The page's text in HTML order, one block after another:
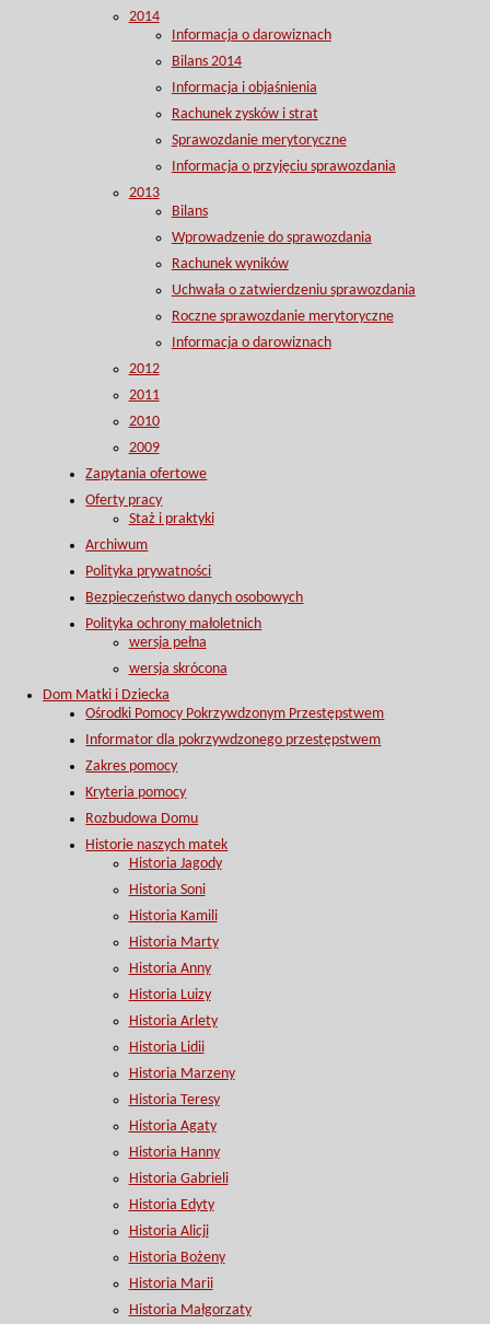
2014
Informacja o darowiznach
Bilans 2014
Informacja i objaśnienia
Rachunek zysków i strat
Sprawozdanie merytoryczne
Informacja o przyjęciu sprawozdania
2013
Bilans
Wprowadzenie do sprawozdania
Rachunek wyników
Uchwała o zatwierdzeniu sprawozdania
Roczne sprawozdanie merytoryczne
Informacja o darowiznach
2012
2011
2010
2009
Zapytania ofertowe
Oferty pracy
Staż i praktyki
Archiwum
Polityka prywatności
Bezpieczeństwo danych osobowych
Polityka ochrony małoletnich
wersja pełna
wersja skrócona
Dom Matki i Dziecka
Ośrodki Pomocy Pokrzywdzonym Przestępstwem
Informator dla pokrzywdzonego przestępstwem
Zakres pomocy
Kryteria pomocy
Rozbudowa Domu
Historie naszych matek
Historia Jagody
Historia Soni
Historia Kamili
Historia Marty
Historia Anny
Historia Luizy
Historia Arlety
Historia Lidii
Historia Marzeny
Historia Teresy
Historia Agaty
Historia Hanny
Historia Gabrieli
Historia Edyty
Historia Alicji
Historia Bożeny
Historia Marii
Historia Małgorzaty